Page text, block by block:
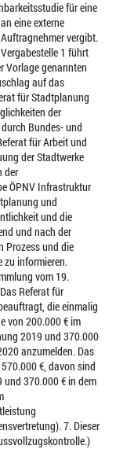
für eine
eine externe
vergibt.
1 führt
Vorlage genannten
auf das
für Stadtplanung
der
Bundes- und
für Arbeit und
der Stadtwerke
der
ÖPNV Infrastruktur
und
und die
und nach der
Prozess und die
zu informieren.
vom 19.
Referat für
die einmalig
von 200.000 € im
2019 und 370.000
anzumelden. Das
€, davon sind
370.000 € in dem
7. Dieser